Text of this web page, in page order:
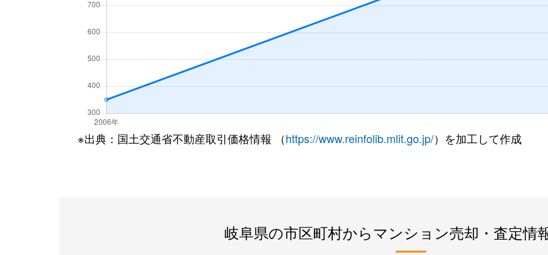
※出典：国土交通省不動産取引価格情報 （https://www.reinfolib.mlit.go.jp/）を加工して作成
岐阜県の市区町村からマンション売却・査定情